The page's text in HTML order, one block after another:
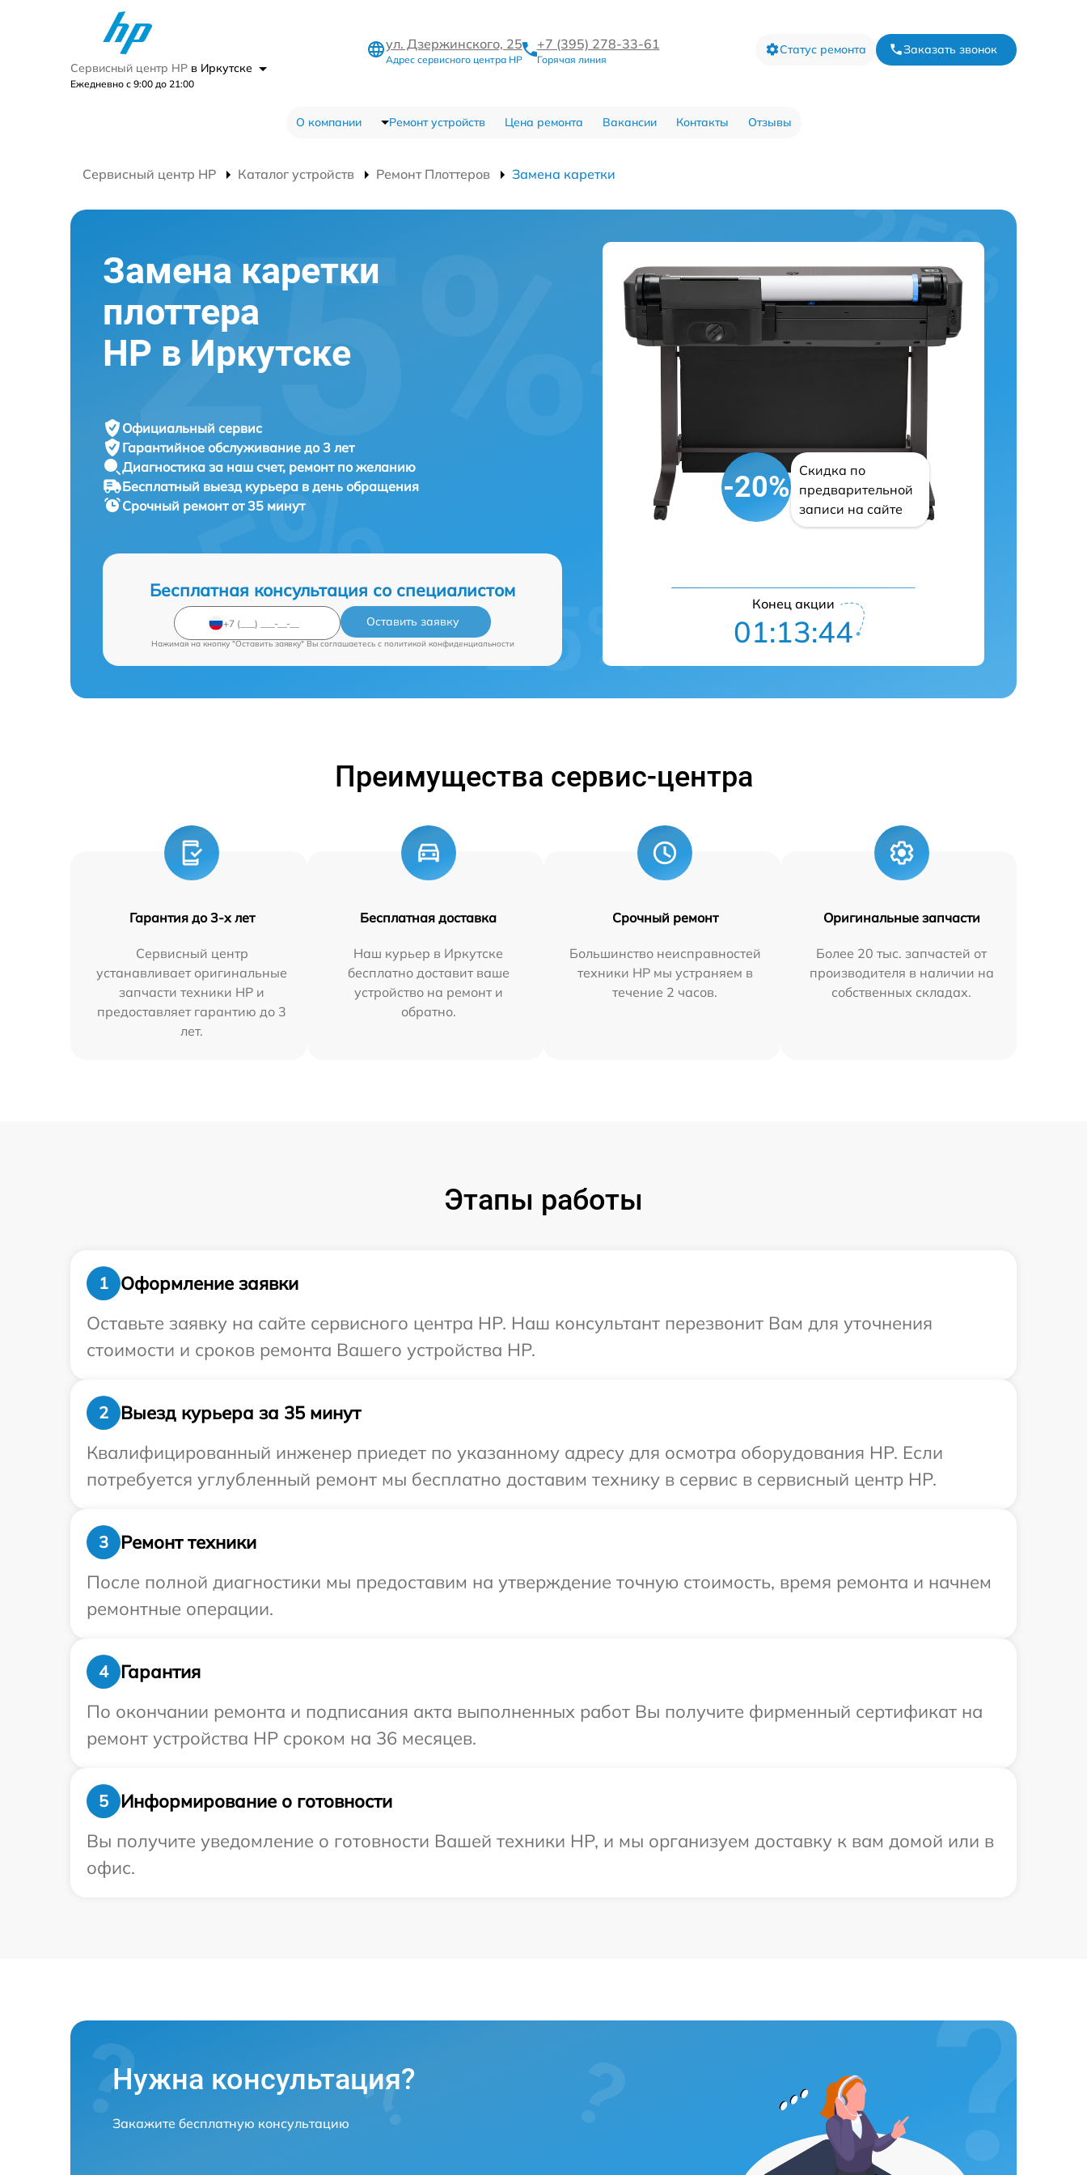
Сервисный центр HP в Иркутске
Ежедневно с 9:00 до 21:00
ул. Дзержинского, 25
Адрес сервисного центра HP
+7 (395) 278-33-61
Горячая линия
Статус ремонта Заказать звонок
О компании Ремонт устройств Цена ремонта Вакансии Контакты Отзывы
Сервисный центр HP Каталог устройств Ремонт Плоттеров Замена каретки
Замена каретки
плоттера
HP в Иркутске
Официальный сервис
Гарантийное обслуживание до 3 лет
Диагностика за наш счет, ремонт по желанию
Бесплатный выезд курьера в день обращения
Срочный ремонтот 35 минут
Бесплатная консультация со специалистом
Оставить заявку
Нажимая на кнопку "Оставить заявку" Вы соглашаетесь c политикой конфиденциальности
-20%
Скидка по
предварительной
записи на сайте
Конец акции
01:13:43
Преимущества сервис-центра
Гарантия до 3-х лет
Сервисный центр
устанавливает оригинальные
запчасти техники HP и
предоставляет гарантию до 3
лет.
Бесплатная доставка
Наш курьер в Иркутске
бесплатно доставит ваше
устройство на ремонт и
обратно.
Срочный ремонт
Большинство неисправностей
техники HP мы устраняем в
течение 2 часов.
Оригинальные запчасти
Более 20 тыс. запчастей от
производителя в наличии на
собственных складах.
Этапы работы
1
Оформление заявки
Оставьте заявку на сайте сервисного центра HP. Наш консультант перезвонит Вам для уточнения
стоимости и сроков ремонта Вашего устройства HP.
2
Выезд курьера за 35 минут
Квалифицированный инженер приедет по указанному адресу для осмотра оборудования HP. Если
потребуется углубленный ремонт мы бесплатно доставим технику в сервис в сервисный центр HP.
3
Ремонт техники
После полной диагностики мы предоставим на утверждение точную стоимость, время ремонта и начнем
ремонтные операции.
4
Гарантия
По окончании ремонта и подписания акта выполненных работ Вы получите фирменный сертификат на
ремонт устройства HP сроком на 36 месяцев.
5
Информирование о готовности
Вы получите уведомление о готовности Вашей техники HP, и мы организуем доставку к вам домой или в
офис.
Нужна консультация?
Закажите бесплатную консультацию